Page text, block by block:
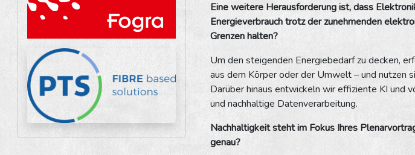
Eine weitere Herausforderung ist, dass
Energieverbrauch trotz der zunehmenden
Grenzen halten?
Um den steigenden Energiebedarf zu decken,
aus dem Körper oder der Umwelt – und
Darüber hinaus entwickeln wir effiziente KI und
und nachhaltige Datenverarbeitung.
Nachhaltigkeit steht im Fokus Ihres
genau?